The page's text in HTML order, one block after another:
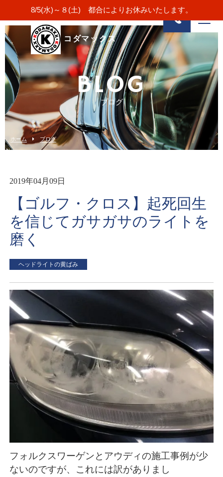
8/5(水)～８(土) 都合によりお休みいたします。
コダマックス
BLOG
ブログ
ホーム ブログ
2019年04月09日
【ゴルフ・クロス】起死回生
を信じてガサガサのライトを
磨く
ヘッドライトの黄ばみ
フォルクスワーゲンとアウディの施工事例が少
ないのですが、これには訳がありまし